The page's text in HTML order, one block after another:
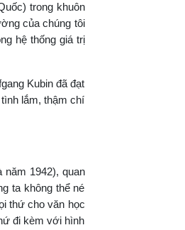
trong khuôn
của chúng tôi
hệ thống giá trị
Kubin đã đạt
lắm, thậm chí
1942), quan
ta không thể né
thứ cho văn học
đi kèm với hình